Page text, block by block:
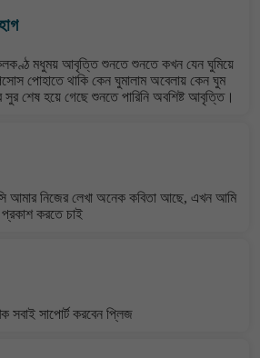
মধুময় আবৃত্তি শুনতে শুনতে কখন যেন ঘুমিয়ে
পোহাতে থাকি কেন ঘুমালাম অবেলায় কেন ঘুম
শেষ হয়ে গেছে শুনতে পারিনি অবশিষ্ট আবৃত্তি।
আমার নিজের লেখা অনেক কবিতা আছে, এখন আমি
করতে চাই
সাপোর্ট করবেন প্লিজ